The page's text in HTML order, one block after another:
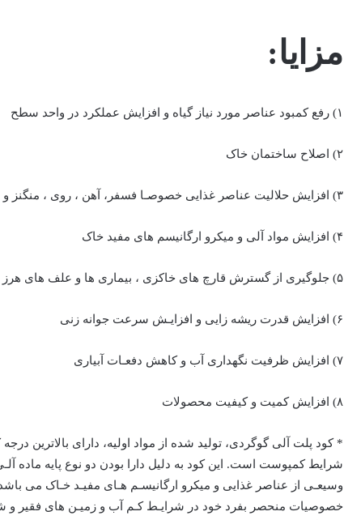
مزایا:
۱) رفع کمبود عناصر مورد نیاز گیاه و افزایش عملکرد در واحد سطح
۲) اصلاح ساختمان خاک
۳) افزایش حلالیت عناصر غذایی خصوصـا فسفر، آهن ، روی ، منگنز و مس
۴) افزایش مواد آلی و میکرو ارگانیسم های مفید خاک
۵) جلوگیری از گسترش قارچ های خاکزی ، بیماری ها و علف های هرز
۶) افزایش قدرت ریشه زایی و افزایـش سرعت جوانه زنی
۷) افزایش ظرفیت نگهداری آب و کاهش دفعـات آبیاری
۸) افزایش کمیت و کیفیت محصولات
* کود پلت آلی گوگردی، تولید شده از مواد اولیه، دارای بالاترین
شرایط کمپوست است. این کود به دلیل دارا بودن دو نوع پایه ماده
وسیعـی از عناصر غذایی و میکرو ارگانیسـم هـای مفیـد خـاک می
خصوصیات منحصر بفرد خود در شرایـط کـم آب و زمیـن های فقیر و